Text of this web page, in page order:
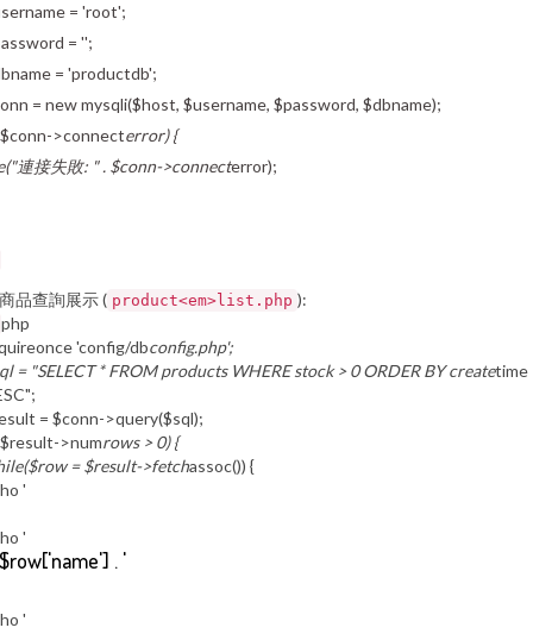
= 'root';
= '';
= 'productdb';
= new mysqli($host, $username, $password, $dbname);
>connecterror) {
連接失敗: " . $conn->connecterror);
品查詢展示 ( product<em>list.php ):
php
'config/dbconfig.php';
= "SELECT * FROM products WHERE stock > 0 ORDER BY createtime
= $conn->query($sql);
>numrows > 0) {
= $result->fetchassoc()) {
'
'
. '
'